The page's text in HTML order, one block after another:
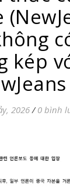
kép
2026 / 0 bình